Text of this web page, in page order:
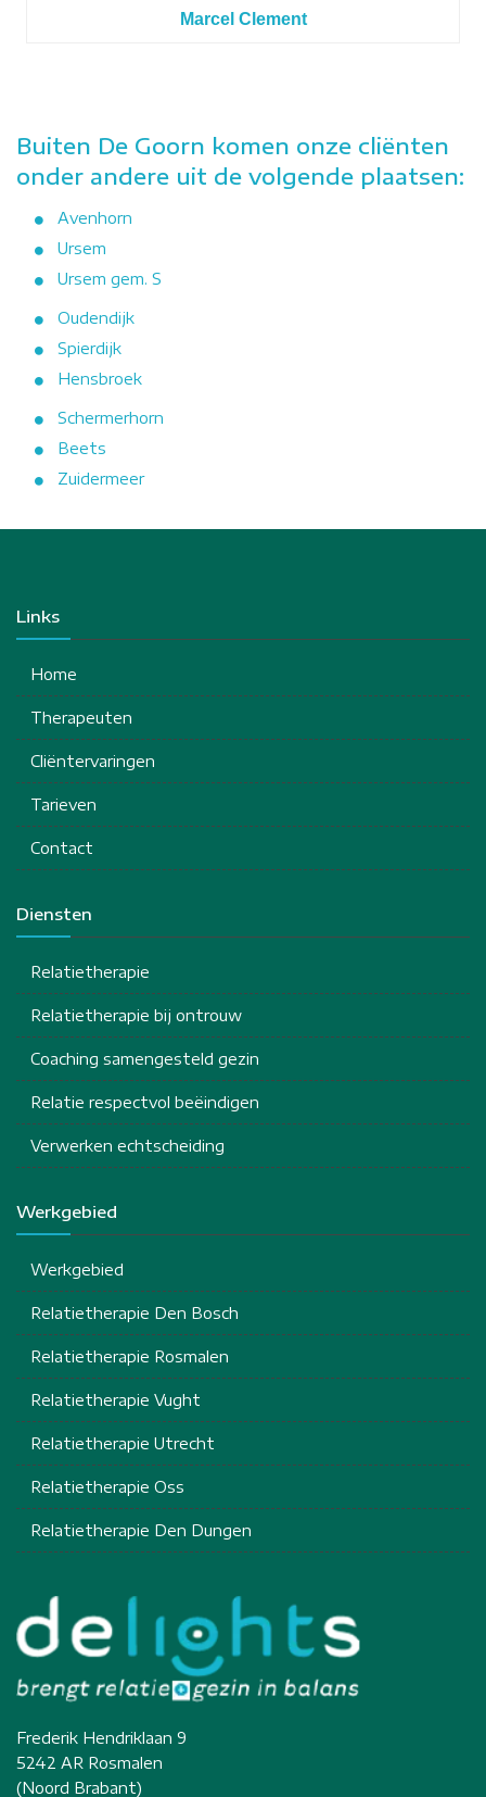
Marcel Clement
Buiten De Goorn komen onze cliënten
onder andere uit de volgende plaatsen:
Avenhorn
Ursem
Ursem gem. S
Oudendijk
Spierdijk
Hensbroek
Schermerhorn
Beets
Zuidermeer
Links
Home
Therapeuten
Cliëntervaringen
Tarieven
Contact
Diensten
Relatietherapie
Relatietherapie bij ontrouw
Coaching samengesteld gezin
Relatie respectvol beëindigen
Verwerken echtscheiding
Werkgebied
Werkgebied
Relatietherapie Den Bosch
Relatietherapie Rosmalen
Relatietherapie Vught
Relatietherapie Utrecht
Relatietherapie Oss
Relatietherapie Den Dungen
Frederik Hendriklaan 9
5242 AR Rosmalen
(Noord Brabant)